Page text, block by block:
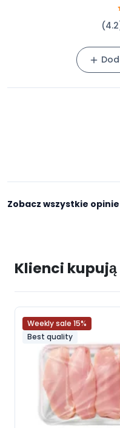
Zobacz wszystkie opinie
Klienci
Weekly sale 15%
Best quality